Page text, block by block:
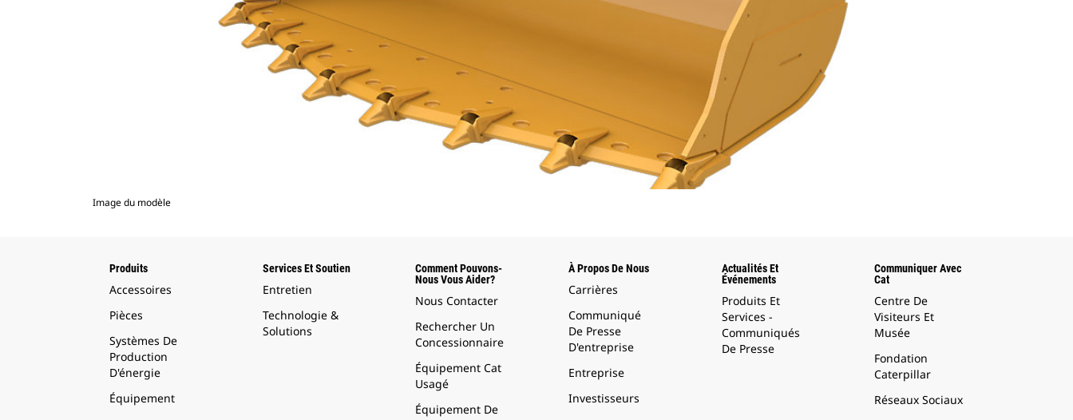
Image du modèle
Produits
Accessoires
Pièces
Systèmes De
Production
D'énergie
Équipement
Services Et Soutien
Entretien
Technologie &
Solutions
Comment Pouvons-
Nous Vous Aider?
Nous Contacter
Rechercher Un
Concessionnaire
Équipement Cat
Usagé
Équipement De
À Propos De Nous
Carrières
Communiqué
De Presse
D'entreprise
Entreprise
Investisseurs
Actualités Et
Événements
Produits Et
Services -
Communiqués
De Presse
Communiquer Avec
Cat
Centre De
Visiteurs Et
Musée
Fondation
Caterpillar
Réseaux Sociaux